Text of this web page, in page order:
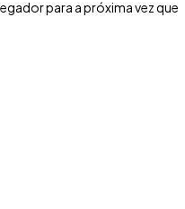
para a próxima vez que